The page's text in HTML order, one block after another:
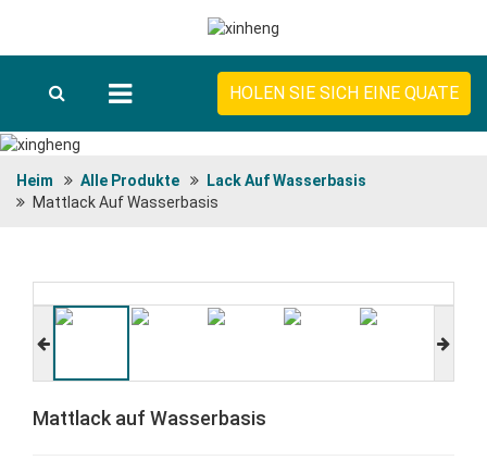
HOLEN SIE SICH EINE QUATE
Heim Alle Produkte
Lack Auf Wasserbasis
Mattlack Auf Wasserbasis
Mattlack auf Wasserbasis